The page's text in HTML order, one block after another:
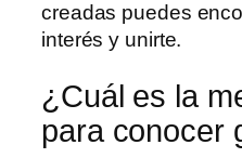
creadas puedes
interés y unirte.
¿Cuál es la
para conocer